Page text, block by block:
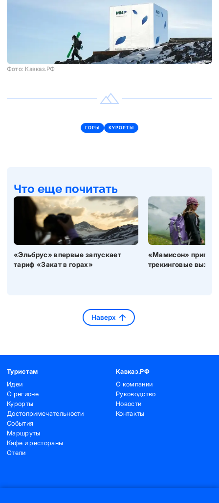
Фото: Кавказ.РФ
ГОРЫ КУРОРТЫ
Что еще почитать
«Эльбрус» впервые запускает
тариф «Закат в горах»
«Мамисон»
трекинговые
Наверх
Туристам
Идеи
О регионе
Курорты
Достопримечательности
События
Маршруты
Кафе и рестораны
Отели
Кавказ.РФ
О компании
Руководство
Новости
Контакты